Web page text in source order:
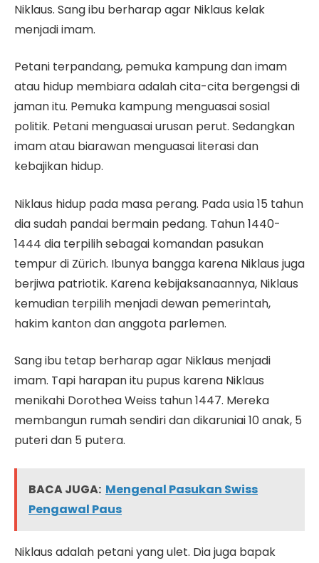
Niklaus. Sang ibu berharap agar Niklaus kelak
menjadi imam.
Petani terpandang, pemuka kampung dan imam
atau hidup membiara adalah cita-cita bergengsi di
jaman itu. Pemuka kampung menguasai sosial
politik. Petani menguasai urusan perut. Sedangkan
imam atau biarawan menguasai literasi dan
kebajikan hidup.
Niklaus hidup pada masa perang. Pada usia 15 tahun
dia sudah pandai bermain pedang. Tahun 1440-
1444 dia terpilih sebagai komandan pasukan
tempur di Zürich. Ibunya bangga karena Niklaus juga
berjiwa patriotik. Karena kebijaksanaannya, Niklaus
kemudian terpilih menjadi dewan pemerintah,
hakim kanton dan anggota parlemen.
Sang ibu tetap berharap agar Niklaus menjadi
imam. Tapi harapan itu pupus karena Niklaus
menikahi Dorothea Weiss tahun 1447. Mereka
membangun rumah sendiri dan dikaruniai 10 anak, 5
puteri dan 5 putera.
BACA JUGA: Mengenal Pasukan Swiss
Pengawal Paus
Niklaus adalah petani yang ulet. Dia juga bapak